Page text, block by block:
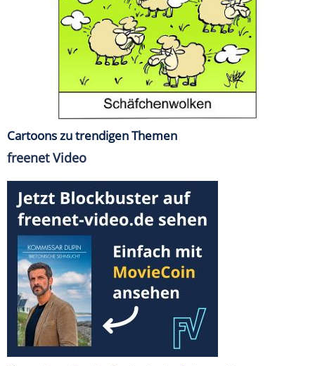
Cartoons zu trendigen Themen
freenet Video